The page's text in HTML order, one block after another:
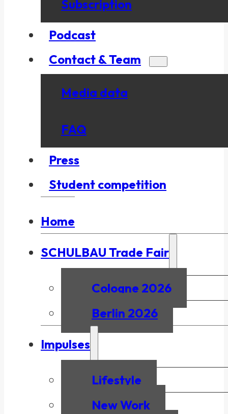
Subscription
Podcast
Contact & Team
Media data
FAQ
Press
Student competition
Home
SCHULBAU Trade Fair
Cologne 2026
Berlin 2026
Impulses
Lifestyle
New Work